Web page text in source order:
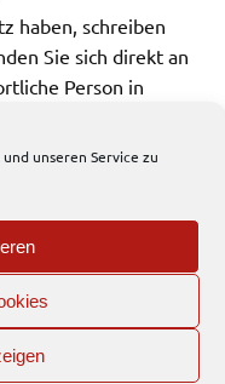
unseren Service zu
haben, schreiben
Sie sich direkt an
Person in
der activeMind